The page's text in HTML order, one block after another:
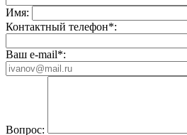
Имя:
Контактный телефон*:
Ваш e-mail*:
Вопрос: